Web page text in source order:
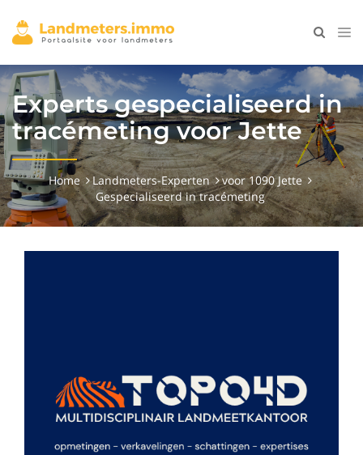
Experts gespecialiseerd in
tracémeting voor Jette
Home Landmeters-Experten
voor 1090 Jette
Gespecialiseerd in tracémeting